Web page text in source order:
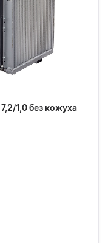
1,0 без кожуха